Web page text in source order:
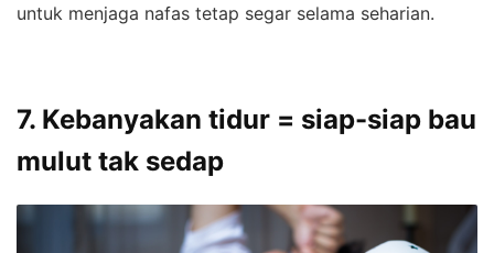
untuk menjaga nafas tetap segar selama seharian.
7. Kebanyakan tidur = siap-siap bau
mulut tak sedap